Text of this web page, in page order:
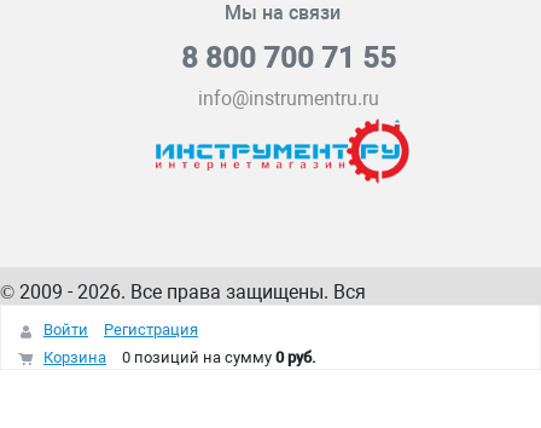
Мы на связи
8 800 700 71 55
info@instrumentru.ru
© 2009 - 2026. Все права защищены. Вся
информация на сайте – собственность
интернет-магазина
Войти
Регистрация
Корзина
0 позиций на сумму 0 руб.